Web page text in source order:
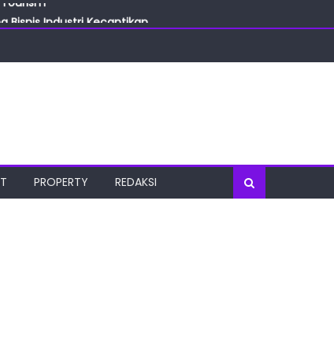
Bisnis Industri Kecantikan
PROPERTY REDAKSI